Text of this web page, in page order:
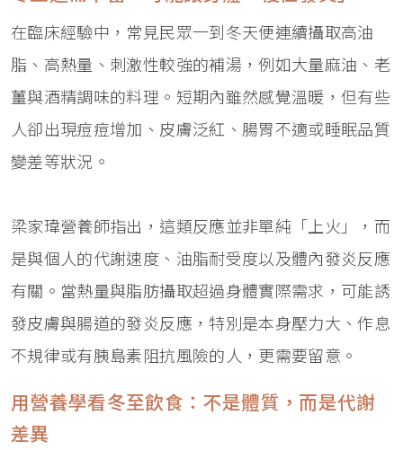
在臨床經驗中，常見民眾一到冬天便連續攝取高油
脂、高熱量、刺激性較強的補湯，例如大量麻油、老
薑與酒精調味的料理。短期內雖然感覺溫暖，但有些
人卻出現痘痘增加、皮膚泛紅、腸胃不適或睡眠品質
變差等狀況。
梁家瑋營養師指出，這類反應並非單純「上火」，而
是與個人的代謝速度、油脂耐受度以及體內發炎反應
有關。當熱量與脂肪攝取超過身體實際需求，可能誘
發皮膚與腸道的發炎反應，特別是本身壓力大、作息
不規律或有胰島素阻抗風險的人，更需要留意。
用營養學看冬至飲食：不是體質，而是代謝
差異